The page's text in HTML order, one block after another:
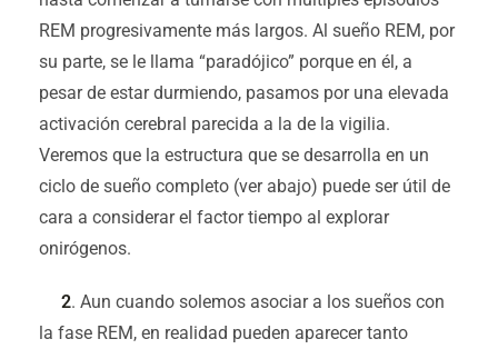
REM progresivamente más largos. Al sueño REM, por
su parte, se le llama “paradójico” porque en él, a
pesar de estar durmiendo, pasamos por una elevada
activación cerebral parecida a la de la vigilia.
Veremos que la estructura que se desarrolla en un
ciclo de sueño completo (ver abajo) puede ser útil de
cara a considerar el factor tiempo al explorar
onirógenos.
2. Aun cuando solemos asociar a los sueños con
la fase REM, en realidad pueden aparecer tanto